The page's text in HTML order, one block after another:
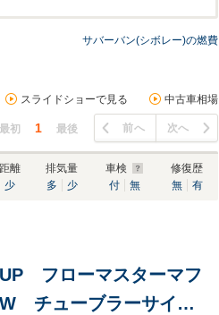
サバーバン(シボレー)の燃費
スライドショーで見る 中古車相場
最初 1 最後 前へ 次へ
離
少
排気量
多
少
車検
付
無
修復歴
無
有
フローマスターマフ
チューブラーサイド